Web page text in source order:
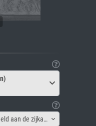
Canvas lijst - Afbeelding gespiegeld aan de zijkant